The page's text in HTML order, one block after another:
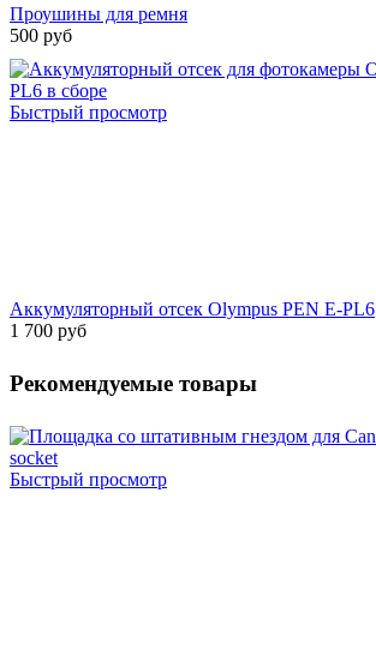
Проушины для ремня
500 руб
Быстрый просмотр
Аккумуляторный отсек Olympus PEN E-PL6
1 700 руб
Рекомендуемые товары
Быстрый просмотр